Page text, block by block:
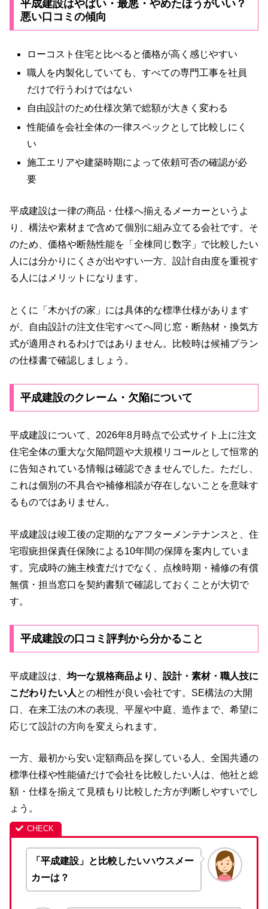
平成建設はやばい・最悪・やめたほうがいい？
悪い口コミの傾向
ローコスト住宅と比べると価格が高く感じやすい
職人を内製化していても、すべての専門工事を社員
だけで行うわけではない
自由設計のため仕様次第で総額が大きく変わる
性能値を会社全体の一律スペックとして比較しにく
い
施工エリアや建築時期によって依頼可否の確認が必
要
平成建設は一律の商品・仕様へ揃えるメーカーというよ
り、構法や素材まで含めて個別に組み立てる会社です。そ
のため、価格や断熱性能を「全棟同じ数字」で比較したい
人には分かりにくさが出やすい一方、設計自由度を重視す
る人にはメリットになります。
とくに「木かげの家」には具体的な標準仕様があります
が、自由設計の注文住宅すべてへ同じ窓・断熱材・換気方
式が適用されるわけではありません。比較時は候補プラン
の仕様書で確認しましょう。
平成建設のクレーム・欠陥について
平成建設について、2026年8月時点で公式サイト上に注文
住宅全体の重大な欠陥問題や大規模リコールとして恒常的
に告知されている情報は確認できませんでした。ただし、
これは個別の不具合や補修相談が存在しないことを意味す
るものではありません。
平成建設は竣工後の定期的なアフターメンテナンスと、住
宅瑕疵担保責任保険による10年間の保障を案内していま
す。完成時の施主検査だけでなく、点検時期・補修の有償
無償・担当窓口を契約書類で確認しておくことが大切で
す。
平成建設の口コミ評判から分かること
平成建設は、 均一な規格商品より、設計・素材・職人技に
こだわりたい人 との相性が良い会社です。SE構法の大開
口、在来工法の木の表現、平屋や中庭、造作まで、希望に
応じて設計の方向を変えられます。
一方、最初から安い定額商品を探している人、全国共通の
標準仕様や性能値だけで会社を比較したい人は、他社と総
額・仕様を揃えて見積もり比較した方が判断しやすいでし
ょう。
「平成建設」と比較したいハウスメー
カーは？